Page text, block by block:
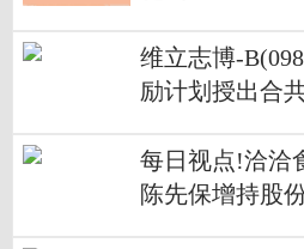
维立志博-
励计划授出合
每日视点!洽洽
陈先保增持股